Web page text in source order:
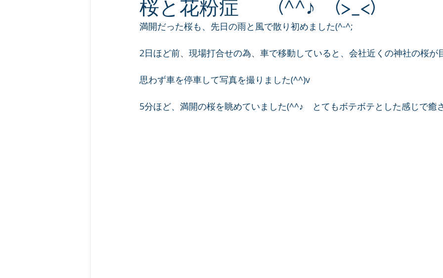
桜と花粉症 (^^♪ (>_<)
満開だった桜も、先日の雨と風で散り初めました(^-^;
2日ほど前、現場打合せの為、車で移動していると、会社近くの神社の桜が
思わず車を停車して写真を撮りました(^^)v
5分ほど、満開の桜を眺めていました(^^♪　とてもボテボテとした感じで癒